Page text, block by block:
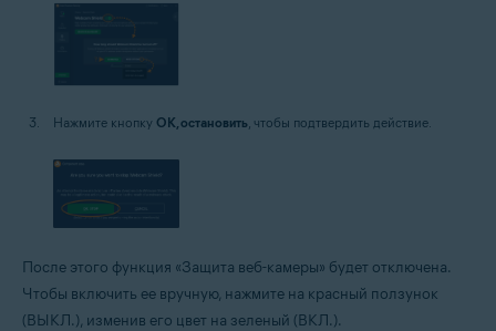
Нажмите кнопку ОК, остановить, чтобы подтвердить действие.
После этого функция «Защита веб-камеры» будет отключена.
Чтобы включить ее вручную, нажмите на красный ползунок
(ВЫКЛ.), изменив его цвет на зеленый (ВКЛ.).